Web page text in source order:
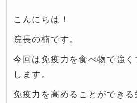
こんにちは！
院長の楠です。
今回は免疫力を食べ物で強く
します。
免疫力を高めることができる